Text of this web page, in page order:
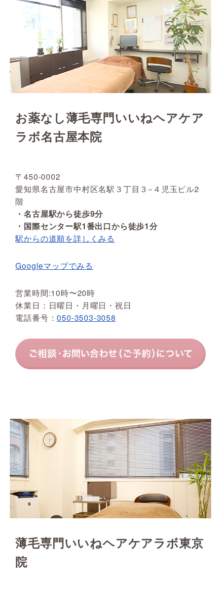
お薬なし薄毛専門いいねヘアケア
ラボ名古屋本院
〒450-0002
愛知県名古屋市中村区名駅３丁目３−４児玉ビル2
階
・名古屋駅から徒歩9分
・国際センター駅1番出口から徒歩1分
駅からの道順を詳しくみる
Googleマップでみる
営業時間:10時〜20時
休業日：日曜日・月曜日・祝日
電話番号：050-3503-3058
薄毛専門いいねヘアケアラボ東京
院